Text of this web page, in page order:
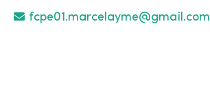
fcpe01.marcelayme@gmail.com